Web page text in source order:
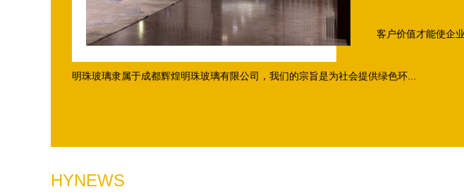
客户价值才能使企
明珠玻璃隶属于成都辉煌明珠玻璃有限公司，我们的宗旨是为社会提供绿色环...
HYNEWS